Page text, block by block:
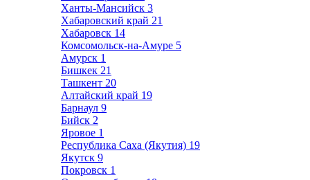
Ханты-Мансийск 3
Хабаровский край 21
Хабаровск 14
Комсомольск-на-Амуре 5
Амурск 1
Бишкек 21
Ташкент 20
Алтайский край 19
Барнаул 9
Бийск 2
Яровое 1
Республика Саха (Якутия) 19
Якутск 9
Покровск 1